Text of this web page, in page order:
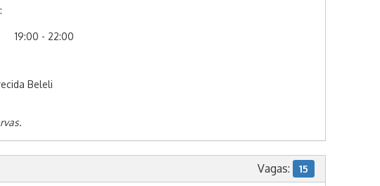
19:00 - 22:00
Beleli
Vagas: 15